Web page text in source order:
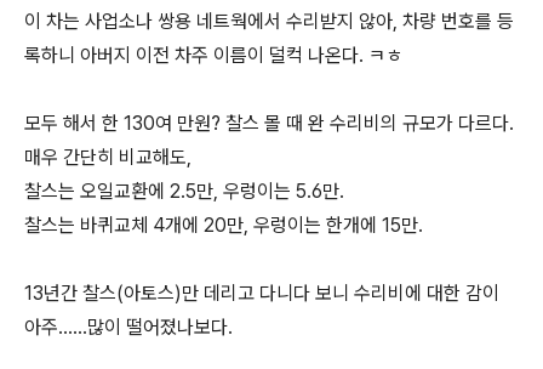
이 차는 사업소나 쌍용 네트웍에서 수리받지 않아, 차량 번호를 등
록하니 아버지 이전 차주 이름이 덜컥 나온다. ㅋㅎ
모두 해서 한 130여 만원? 찰스 몰 때 완 수리비의 규모가 다르다.
매우 간단히 비교해도,
찰스는 오일교환에 2.5만, 우렁이는 5.6만.
찰스는 바퀴교체 4개에 20만, 우렁이는 한개에 15만.
13년간 찰스(아토스)만 데리고 다니다 보니 수리비에 대한 감이
아주......많이 떨어졌나보다.